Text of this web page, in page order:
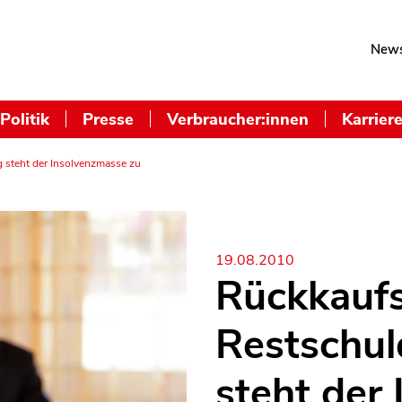
Politik Presse Verbraucher:innen Karriere
der Insolvenzmasse zu
19.08.2010